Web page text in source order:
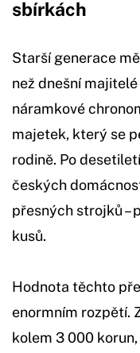
sbírkách
Starší generace
než dnešní
náramkové
majetek, který se
rodině. Po
českých
přesných strojků –
kusů.
Hodnota těchto
enormním rozpětí.
kolem 3 000